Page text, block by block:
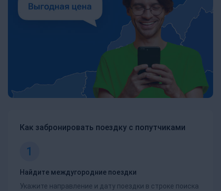
Как забронировать поездку с попутчиками
1
Найдите междугородние поездки
Укажите направление и дату поездки в строке поиска